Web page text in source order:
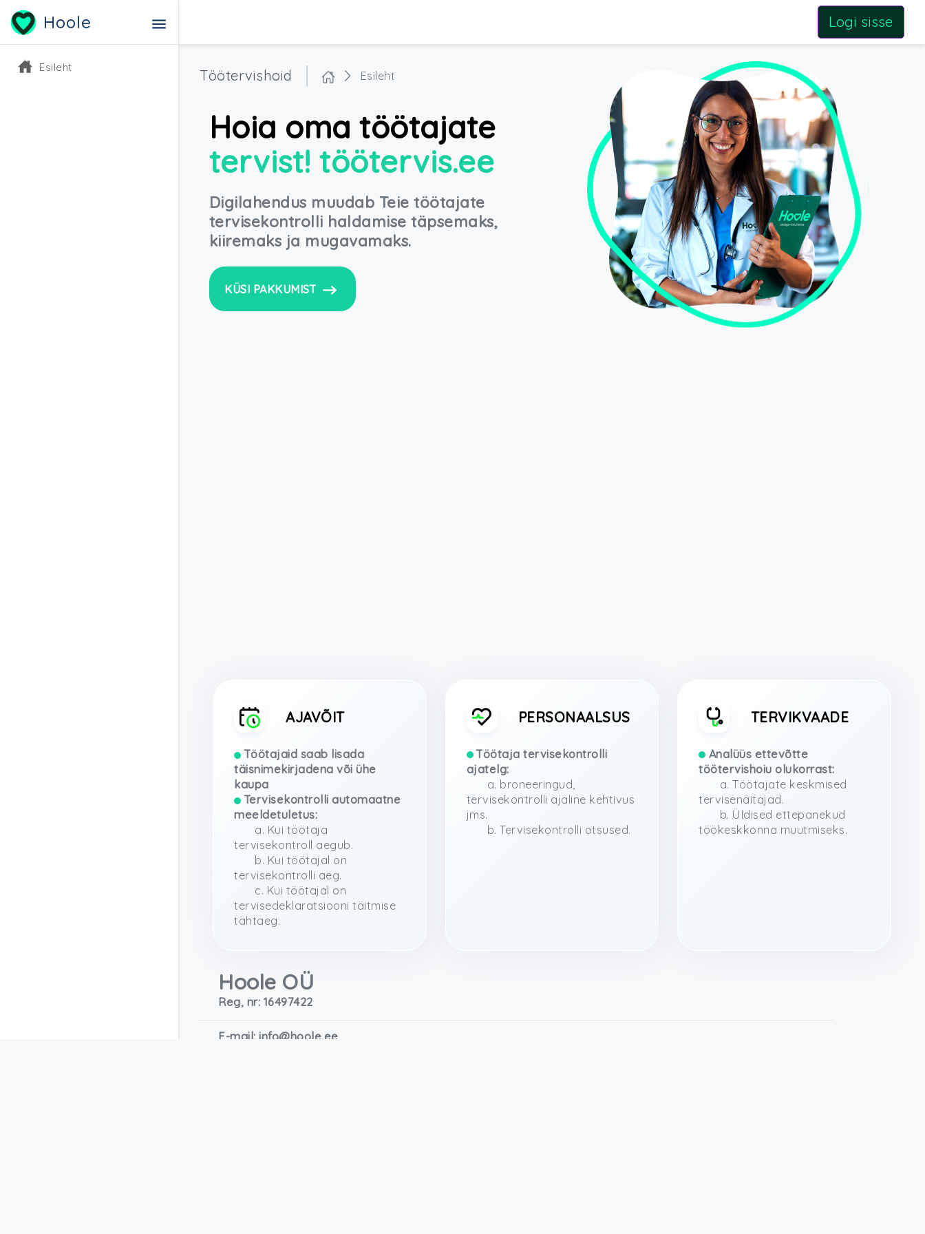
Hoole
Esileht
Logi sisse
Töötervishoid Esileht
Hoia oma töötajate
tervist! töötervis.ee
Digilahendus muudab Teie töötajate
tervisekontrolli haldamise täpsemaks,
kiiremaks ja mugavamaks.
KÜSI PAKKUMIST
AJAVÕIT
Töötajaid saab lisada
täisnimekirjadena või ühe
kaupa
Tervisekontrolli automaatne
meeldetuletus:
a. Kui töötaja
tervisekontroll aegub.
b. Kui töötajal on
tervisekontrolli aeg.
c. Kui töötajal on
tervisedeklaratsiooni täitmise
tähtaeg.
PERSONAALSUS
Töötaja tervisekontrolli
ajatelg:
a. broneeringud,
tervisekontrolli ajaline kehtivus
jms.
b. Tervisekontrolli otsused.
TERVIKVAADE
Analüüs ettevõtte
töötervishoiu olukorrast:
a. Töötajate keskmised
tervisenäitajad.
b. Üldised ettepanekud
töökeskkonna muutmiseks.
Hoole OÜ
Reg, nr: 16497422
E-mail: info@hoole.ee